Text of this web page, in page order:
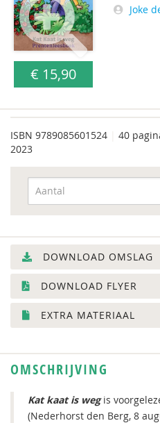
€ 15,90
Joke
ISBN 9789085601524 40
2023
DOWNLOAD OMSLAG
DOWNLOAD FLYER
EXTRA MATERIAAL
OMSCHRIJVING
Kat kaat is wegis
(Nederhorst den Berg, 8